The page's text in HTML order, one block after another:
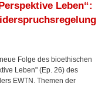
Leben“:
Folge des bioethischen
Leben" (Ep. 26) des
EWTN. Themen der